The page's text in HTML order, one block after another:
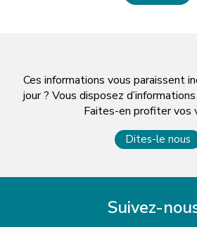
Ces informations vous paraissent
jour ? Vous disposez
Faites-en profiter vos
Dites-le nous
Suivez-